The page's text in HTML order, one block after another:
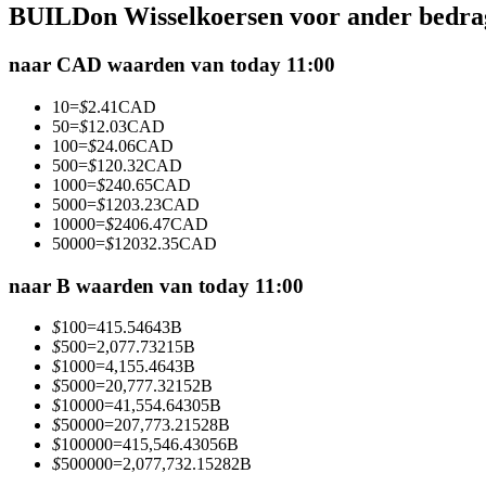
Futures met USDC als onderpand
Kopiëren Handel
Sluit je aan bij top traders
BUILDon Wisselkoersen voor ander
naar CAD waarden van today 11:00
10=$2.41CAD
50=$12.03CAD
100=$24.06CAD
500=$120.32CAD
1000=$240.65CAD
5000=$1203.23CAD
10000=$2406.47CAD
50000=$12032.35CAD
naar B waarden van today 11:00
$100=415.54643B
$500=2,077.73215B
$1000=4,155.4643B
$5000=20,777.32152B
$10000=41,554.64305B
$50000=207,773.21528B
$100000=415,546.43056B
$500000=2,077,732.15282B